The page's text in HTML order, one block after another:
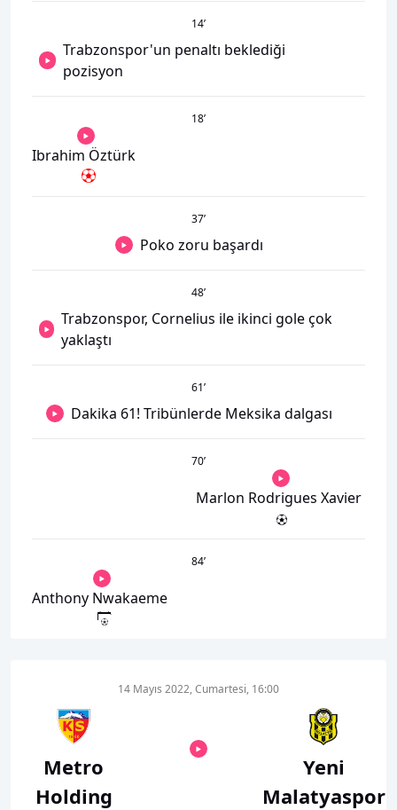
14’
Trabzonspor'un penaltı beklediği
pozisyon
18’
Ibrahim Öztürk
37’
Poko zoru başardı
48’
Trabzonspor, Cornelius ile ikinci gole çok
yaklaştı
61’
Dakika 61! Tribünlerde Meksika dalgası
70’
Marlon Rodrigues Xavier
84’
Anthony Nwakaeme
Metro
Holding
14 Mayıs 2022, Cumartesi, 16:00
Yeni
Malatyaspor